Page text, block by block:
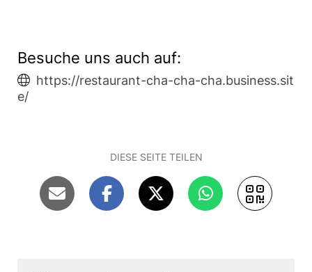
Besuche uns auch auf:
https://restaurant-cha-cha-cha.business.sit
e/
DIESE SEITE TEILEN